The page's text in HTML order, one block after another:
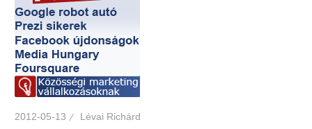
2012-05-13 Lévai Richárd